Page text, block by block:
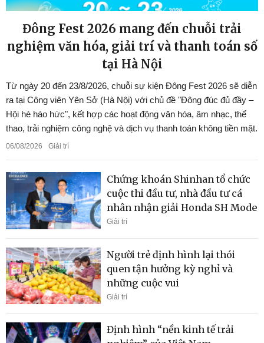
Đông Fest 2026 mang đến chuỗi trải
nghiệm văn hóa, giải trí và thanh toán số
tại Hà Nội
Từ ngày 20 đến 23/8/2026, chuỗi sự kiện Đông Fest 2026 sẽ diễn
ra tại Công viên Yên Sở (Hà Nội) với chủ đề "Đông đúc đủ đầy –
Hội hè háo hức", kết hợp các hoạt động văn hóa, âm nhạc, thể
thao, trải nghiệm công nghệ và dịch vụ thanh toán không tiền mặt.
06/08/2026 Giải trí
Chứng khoán Shinhan tổ chức
cuộc thi đầu tư, nhà đầu tư cá
nhân nhận giải Honda SH Mode
Giải trí
Người trẻ định hình lại thói
quen tận hưởng kỳ nghỉ và
những cuộc vui
Giải trí
Định hình “nền kinh tế trải